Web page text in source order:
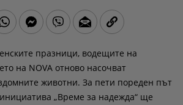
празници, водещите на
на NOVA отново насочват
животни. За пети пореден път
„Време за надежда“ ще